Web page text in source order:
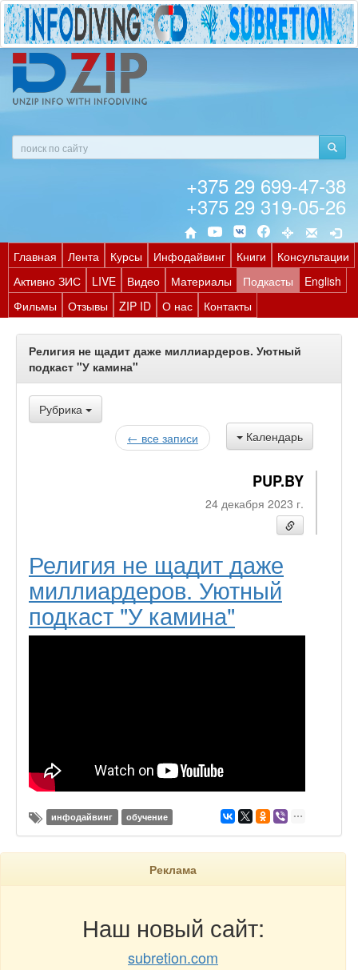
+375 29 699-47-38
+375 29 319-05-26
Главная Лента Курсы Инфодайвинг Книги
Консультации
Активно ЗИС
LIVE Видео Материалы Подкасты
English
Фильмы
Отзывы ZIP ID О нас Контакты
Религия не щадит даже миллиардеров. Уютный
подкаст "У камина"
Рубрика
Календарь
← все записи
PUP.BY
24 декабря 2023 г.
Религия не щадит даже
миллиардеров. Уютный
подкаст "У камина"
инфодайвинг обучение
Реклама
Наш новый сайт:
subretion.com